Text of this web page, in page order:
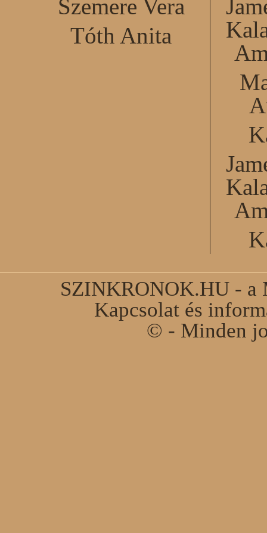
Szemere Vera
Tóth Anita
SZINKRONOK.HU - a
Kapcsolat és
© - Minden